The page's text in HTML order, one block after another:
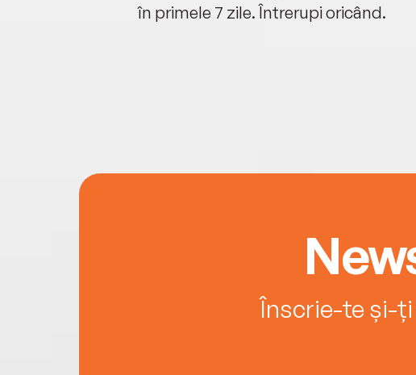
în primele 7 zile. Întrerupi oricând.
Înscrie-te și-